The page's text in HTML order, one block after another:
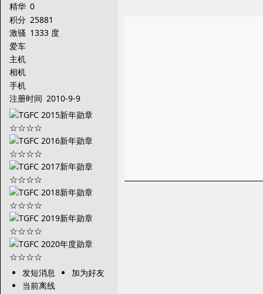
精华 0
积分 25881
激骚 1333 度
爱车
主机
相机
手机
注册时间 2010-9-9
发短消息
加为好友
当前离线